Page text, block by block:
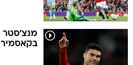
מנצ'סטר